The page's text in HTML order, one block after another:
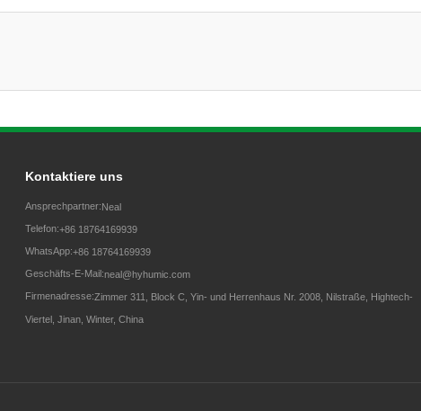
Kontaktiere uns
Ansprechpartner: Neal
Telefon:+86 18764169939
WhatsApp:+86 18764169939
Geschäfts-E-Mail:neal@hyhumic.com
Firmenadresse:Zimmer 311, Block C, Yin- und Herrenhaus Nr. 2008, Nilstraße, Hightech-
Viertel, Jinan, Winter, China